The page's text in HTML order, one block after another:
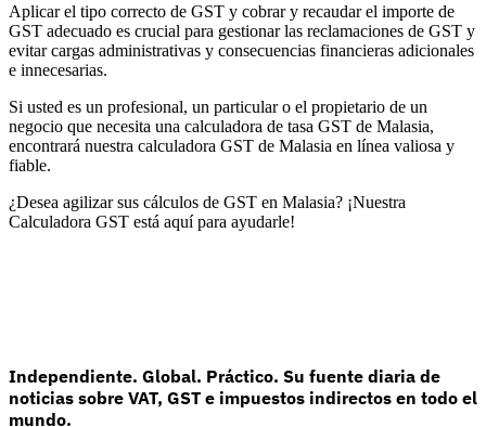
Aplicar el tipo correcto de GST y cobrar y recaudar el importe de
GST adecuado es crucial para gestionar las reclamaciones de GST y
evitar cargas administrativas y consecuencias financieras adicionales
e innecesarias.
Si usted es un profesional, un particular o el propietario de un
negocio que necesita una calculadora de tasa GST de Malasia,
encontrará nuestra calculadora GST de Malasia en línea valiosa y
fiable.
¿Desea agilizar sus cálculos de GST en Malasia? ¡Nuestra
Calculadora GST está aquí para ayudarle!
Independiente. Global. Práctico. Su fuente diaria de
noticias sobre VAT, GST e impuestos indirectos en todo el
mundo.